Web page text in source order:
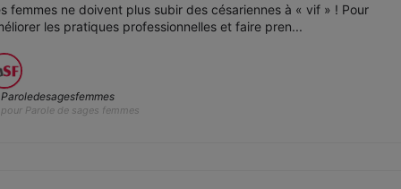
femmes ne doivent plus subir des césariennes à « vif » ! Pour
les pratiques professionnelles et faire pren...
Paroledesagesfemmes
pour Parole de sages femmes